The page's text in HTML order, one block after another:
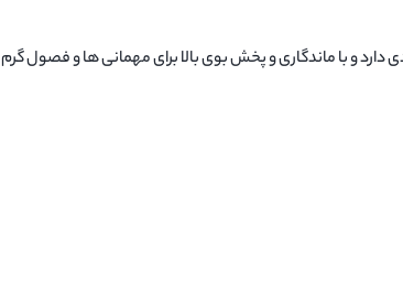
و با ماندگاری و پخش بوی بالا برای مهمانی ها و فصول گرم